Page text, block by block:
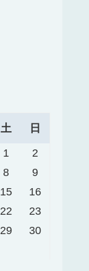
土 日
1
2
8
9
15
16
22
23
29
30